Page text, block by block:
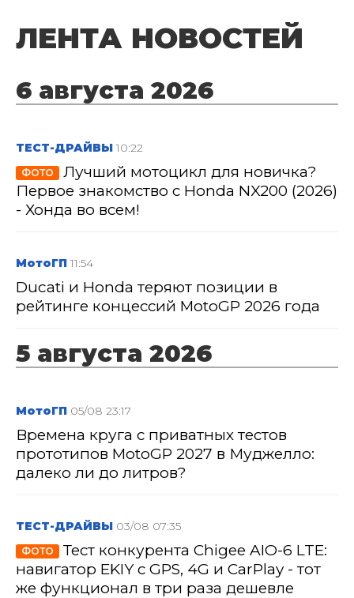
ЛЕНТА НОВОСТЕЙ
6 августа 2026
ТЕСТ-ДРАЙВЫ 10:22
ФОТО
Лучший мотоцикл для новичка?
Первое знакомство с Honda NX200 (2026)
- Хонда во всем!
МотоГП 11:54
Ducati и Honda теряют позиции в
рейтинге концессий MotoGP 2026 года
5 августа 2026
МотоГП 05/08 23:17
Времена круга с приватных тестов
прототипов MotoGP 2027 в Муджелло:
далеко ли до литров?
ТЕСТ-ДРАЙВЫ 03/08 07:35
ФОТО
Тест конкурента Chigee AIO-6 LTE:
навигатор EKIY с GPS, 4G и CarPlay - тот
же функционал в три раза дешевле